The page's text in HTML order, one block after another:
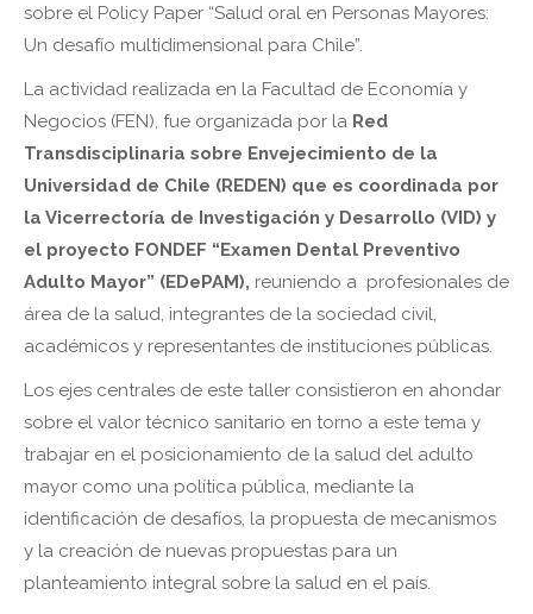
sobre el Policy Paper “Salud oral en Personas Mayores:
Un desafío multidimensional para Chile”.
La actividad realizada en la Facultad de Economía y
Negocios (FEN), fue organizada por la Red
Transdisciplinaria sobre Envejecimiento de la
Universidad de Chile (REDEN) que es coordinada por
la Vicerrectoría de Investigación y Desarrollo (VID) y
el proyecto FONDEF “Examen Dental Preventivo
Adulto Mayor” (EDePAM), reuniendo a profesionales de
área de la salud, integrantes de la sociedad civil,
académicos y representantes de instituciones públicas.
Los ejes centrales de este taller consistieron en ahondar
sobre el valor técnico sanitario en torno a este tema y
trabajar en el posicionamiento de la salud del adulto
mayor como una política pública, mediante la
identificación de desafíos, la propuesta de mecanismos
y la creación de nuevas propuestas para un
planteamiento integral sobre la salud en el país.